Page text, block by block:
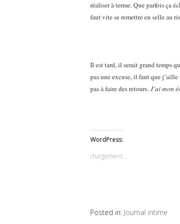
réaliser à terme. Que parfois ça
faut vite se remettre en selle au
Il est tard, il serait grand temps
pas une excuse, il faut que
pas à faire des retours.J’ai mon
WordPress:
chargement…
Posted in: Journal intime